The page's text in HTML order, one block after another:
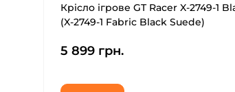
Крісло ігрове GT Racer X-2749-1
(X-2749-1 Fabric Black Suede)
5 899 грн.